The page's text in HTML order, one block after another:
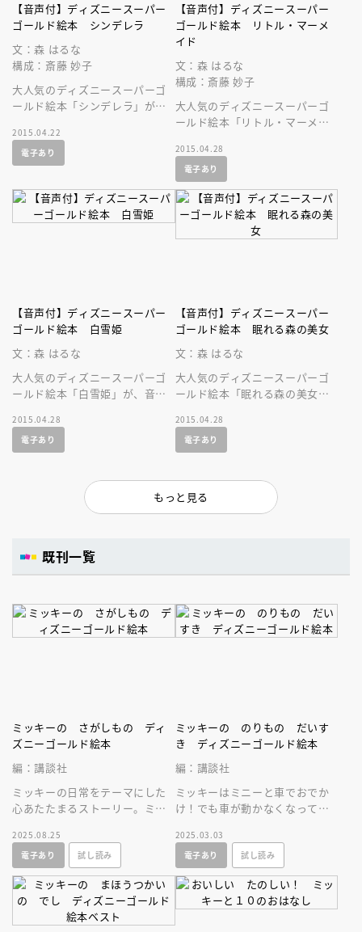
【音声付】ディズニースーパー
ゴールド絵本 シンデレラ
文：森 はるな
構成：斎藤 妙子
大人気のディズニースーパーゴ
ールド絵本「シンデレラ」が、
す！
2015.04.22
電子あり
【音声付】ディズニースーパー
ゴールド絵本 リトル・マーメ
イド
文：森 はるな
構成：斎藤 妙子
大人気のディズニースーパーゴ
ールド絵本「リトル・マーメイ
なって登場です！ 名作を持ち
歩こう！
2015.04.28
電子あり
【音声付】ディズニースーパー
ゴールド絵本 白雪姫
文：森 はるな
大人気のディズニースーパーゴ
ールド絵本「白雪姫」が、音声
2015.04.28
電子あり
【音声付】ディズニースーパー
ゴールド絵本 眠れる森の美女
文：森 はるな
大人気のディズニースーパーゴ
ールド絵本「眠れる森の美女」
て登場です！不朽の名作を親子
で楽しもう！
2015.04.28
電子あり
もっと見る
既刊一覧
ミッキーの さがしもの ディ
ズニーゴールド絵本
編：講談社
ミッキーの日常をテーマにした
心あたたまるストーリー。ミッ
をすませてミニーの家に向かっ
たが・・・。
2025.08.25
電子あり
試し読み
ミッキーの のりもの だいす
き ディズニーゴールド絵本
編：講談社
ミッキーはミニーと車でおでか
け！でも車が動かなくなってし
ど？ 子どもの大好きな乗り物
いっぱいの絵本
2025.03.03
電子あり
試し読み